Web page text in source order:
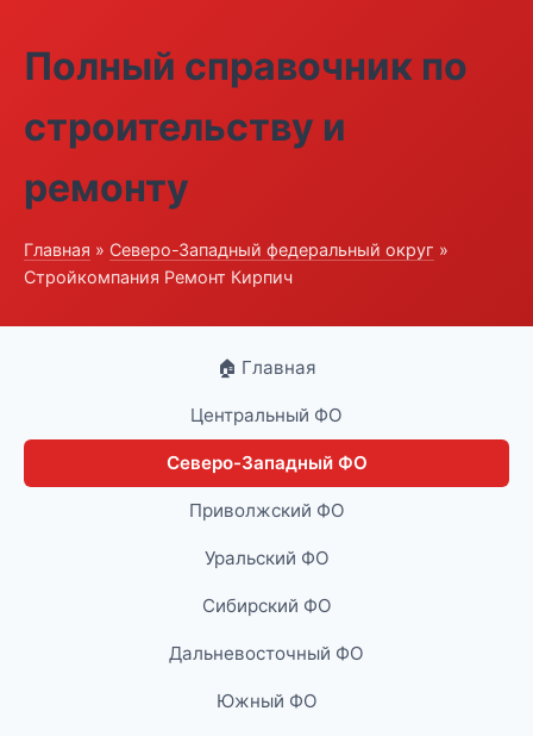
Полный справочник по
строительству и
ремонту
Главная » Северо-Западный федеральный округ »
Стройкомпания Ремонт Кирпич
🏠 Главная
Центральный ФО
Северо-Западный ФО
Приволжский ФО
Уральский ФО
Сибирский ФО
Дальневосточный ФО
Южный ФО